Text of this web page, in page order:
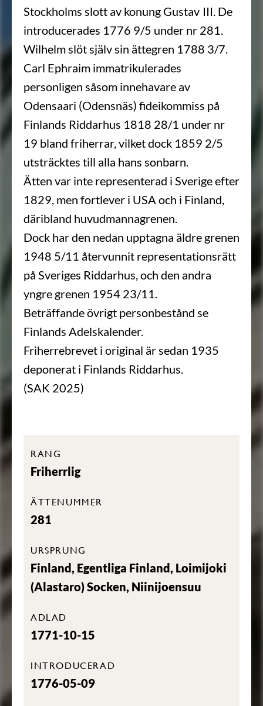
Stockholms slott av konung Gustav III. De
introducerades 1776 9/5 under nr 281.
Wilhelm slöt själv sin ättegren 1788 3/7.
Carl Ephraim immatrikulerades
personligen såsom innehavare av
Odensaari (Odensnäs) fideikommiss på
Finlands Riddarhus 1818 28/1 under nr
19 bland friherrar, vilket dock 1859 2/5
utsträcktes till alla hans sonbarn.
Ätten var inte representerad i Sverige efter
1829, men fortlever i USA och i Finland,
däribland huvudmannagrenen.
Dock har den nedan upptagna äldre grenen
1948 5/11 återvunnit representationsrätt
på Sveriges Riddarhus, och den andra
yngre grenen 1954 23/11.
Beträffande övrigt personbestånd se
Finlands Adelskalender.
Friherrebrevet i original är sedan 1935
deponerat i Finlands Riddarhus.
(SAK 2025)
RANG
Friherrlig
ÄTTENUMMER
281
URSPRUNG
Finland, Egentliga Finland, Loimijoki
(Alastaro) Socken, Niinijoensuu
ADLAD
1771-10-15
INTRODUCERAD
1776-05-09